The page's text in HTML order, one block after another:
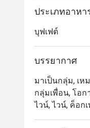
Orchid Cafe
ตั้งอยู่ที่ชั้นล็อบบี้
ครอบครัวและก
จากมุมคาร์เว
Orchid Cafe เ
นักท่องเที่ยว
ประเภทอาหา
บุฟเฟต์
บรรยากาศ
มาเป็นกลุ่ม, เห
กลุ่มเพื่อน, โอก
ไวน์, ไวน์, ค็อก